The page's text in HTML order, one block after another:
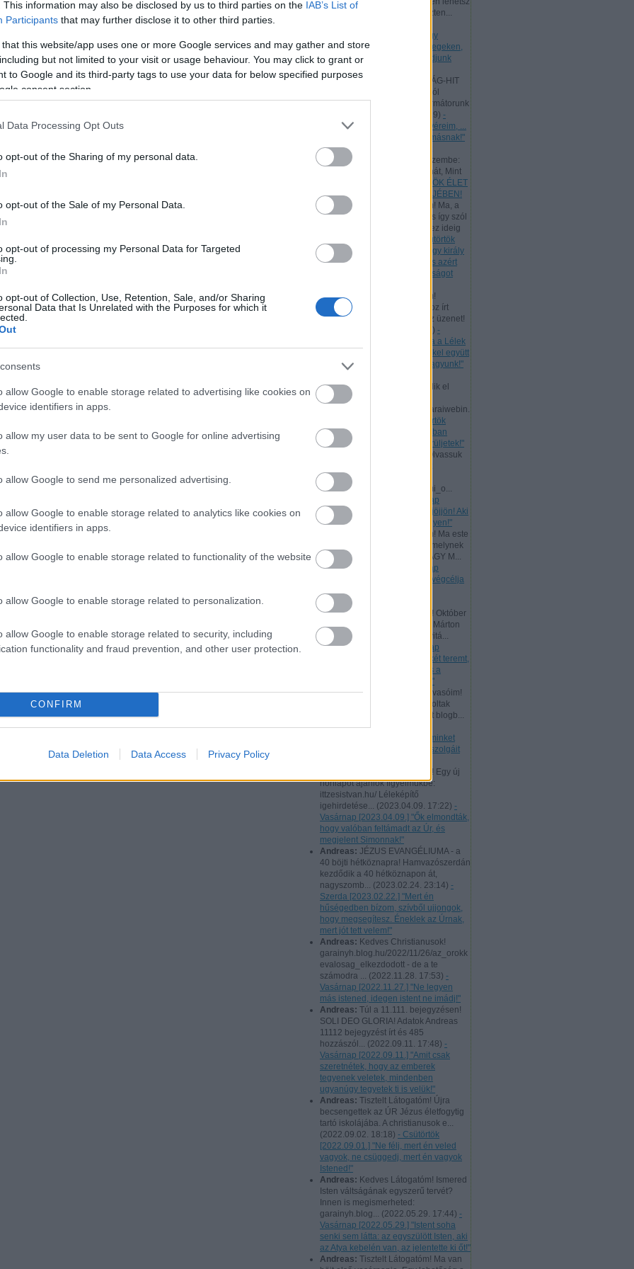
This information may also be disclosed by us to third parties on the IAB’s List of
Participants that may further disclose it to other third parties.
that this website/app uses one or more Google services and may gather and store
but not limited to your visit or usage behaviour. You may click to grant or
to Google and its third-party tags to use your data for below specified purposes
consent section.
Data Processing Opt Outs
opt-out of the Sharing of my personal data.
opt-out of the Sale of my Personal Data.
opt-out of processing my Personal Data for Targeted
opt-out of Collection, Use, Retention, Sale, and/or Sharing
Data that Is Unrelated with the Purposes for which it
allow Google to enable storage related to advertising like cookies on
identifiers in apps.
allow my user data to be sent to Google for online advertising
allow Google to send me personalized advertising.
allow Google to enable storage related to analytics like cookies on
identifiers in apps.
allow Google to enable storage related to functionality of the website
allow Google to enable storage related to personalization.
allow Google to enable storage related to security, including
functionality and fraud prevention, and other user protection.
CONFIRM
Data Deletion Data Access Privacy Policy
az ő tanítványa, mert a kereszten...
[2025.09.01.] "Mivel tehát nagy
főpapunk van, aki áthatolt az egeken,
Jézus, az Isten Fia, ragaszkodjunk
Andreas:A SZENTHÁROMSÁG-HIT
LÉNYEGE A Szentháromságról
Athanasius hitvallása és reformátorunk
2025.06.19. 19:19) -
Vasárnap [2025.06.15.] "Testvéreim, ...
szeretetben szolgáljatok egymásnak!"
Andreas:
énekének ez a verse jutott eszembe:
"Úgy tégy és csak úgy taníts hát, Mint
ÖRÖK ÉLET
BESZÉDE - PÜNKÖSD BÖJTJÉBEN!
Andreas:
Kedves Látogatóim! Ma, a
munka ünnepén, az ÚR Jézus így szól
hozzánk: "Az én Atyám mind ez ideig
- Csütörtök
[2025.05.01.] "Te mondod, hogy király
vagyok. Én azért születtem, és azért
jöttem a világba, hogy bizonyságot
Andreas:
Kedves Látogatóim!
Tanulmányozzuk a rómaiakhoz írt
levelet, mert nekünk is szól az üzenet!
) -
Csütörtök [2024.07.11.] "Maga a Lélek
tesz bizonyságot a mi lelkünkkel együtt
arról, hogy Isten gyermekei vagyunk!"
mennybemenetelével kezdődik el
Pünkösd böjtje!
www.garainyh.hu/garainyh/garaiwebin.
- Csütörtök
[2024.05.09.] "Örüljetek az Úrban
mindenkor! Ismét mondom: örüljetek!"
Nagyheti ajánlat! Olvassuk
párhuzamosan:
www.garainyh.hu/evangeliumi_o...
- Vasárnap
[2024.03.17.] "Aki szomjazik, jöjjön! Aki
akarja, vegye az élet vizét ingyen!"
Kedves Látogatóim! Ma este
zárult az idei Aliansz imahét, melynek
főtémája ez volt: ELŐRE A NAGY M...
(2024.01.15. 11:35
- Vasárnap
[2024.01.14.] "Mert a törvény végcélja
megigazulására!"
Andreas:
Tisztelt Látogatóim! Október
a reformáció hónapja. Luther Márton
506 évvel ezelőtt bocsátotta vitá...
(2023.10.02. 22:41
- Vasárnap
[2023.10.01.] "Az igazság békét teremt,
és az igazság a nyugalmat és a
biztonságot szolgálja örökké!"
Andreas:Tisztelt hűséges Olvasóim!
Augusztus 10-től 21-ig nem voltak
elérhetőek a naponta feltöltött blogb...
(2023.08.21. 22:46
[2023.08.21.] "Úgy tekintsen minket
minden ember, mint Krisztus szolgáit
Tisztelt Látogatóim! Egy új
honlapot ajánlok figyelmükbe:
ittzesistvan.hu/ Léleképítő
igehirdetése... (2023.04.09. 17:22) -
Vasárnap [2023.04.09.] "Ők elmondták,
hogy valóban feltámadt az Úr, és
megjelent Simonnak!"
Andreas: JÉZUS EVANGÉLIUMA - a
40 böjti hétköznapra! Hamvazószerdán
kezdődik a 40 hétköznapon át,
nagyszomb... (2023.02.24. 23:14) -
Szerda [2023.02.22.] "Mert én
hűségedben bízom, szívből ujjongok,
hogy megsegítesz. Éneklek az Úrnak,
mert jót tett velem!"
Andreas: Kedves Christianusok!
garainyh.blog.hu/2022/11/26/az_orokk
evalosag_elkezdodott - de a te
számodra ... (2022.11.28. 17:53) -
Vasárnap [2022.11.27.] "Ne legyen
más istened, idegen istent ne imádj!"
Andreas: Túl a 11.111. bejegyzésen!
SOLI DEO GLORIA! Adatok Andreas
11112 bejegyzést írt és 485
hozzászól... (2022.09.11. 17:48) -
Vasárnap [2022.09.11.] "Amit csak
szeretnétek, hogy az emberek
tegyenek veletek, mindenben
ugyanúgy tegyetek ti is velük!"
Andreas: Tisztelt Látogatóm! Újra
becsengettek az ÚR Jézus életfogytig
tartó iskolájába. A christianusok e...
(2022.09.02. 18:18) - Csütörtök
[2022.09.01.] "Ne félj, mert én veled
vagyok, ne csüggedj, mert én vagyok
Istened!"
Andreas: Kedves Látogatóm! Ismered
Isten váltságának egyszerű tervét?
Innen is megismerheted:
garainyh.blog... (2022.05.29. 17:44) -
Vasárnap [2022.05.29.] "Istent soha
senki sem látta: az egyszülött Isten, aki
az Atya kebelén van, az jelentette ki őt!"
Andreas: Tisztelt Látogatóm! Ma van
ments meg üdvözíts segítségem és pajzsom az ÚR!
a megszentelés jogán!